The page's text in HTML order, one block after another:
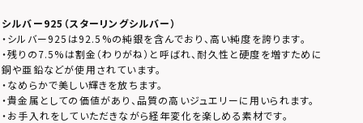
シルバー925（スターリングシルバー）
・シルバー925は92.5%の純銀を含んでおり、高い純度を誇ります。
・残りの7.5%は割金（わりがね）と呼ばれ、耐久性と硬度を増すために
銅や亜鉛などが使用されています。
・なめらかで美しい輝きを放ちます。
・貴金属としての価値があり、品質の高いジュエリーに用いられます。
・お手入れをしていただきながら経年変化を楽しめる素材です。